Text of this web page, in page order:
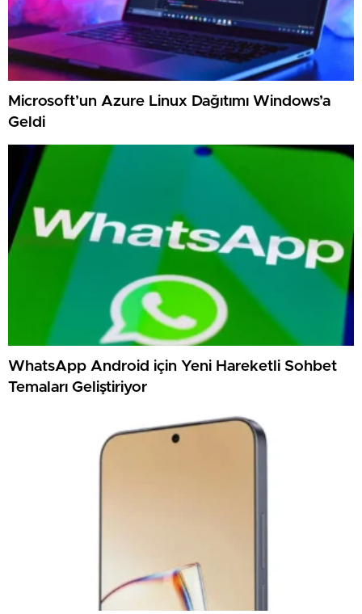
Microsoft’un Azure Linux Dağıtımı Windows’a
Geldi
WhatsApp Android için Yeni Hareketli Sohbet
Temaları Geliştiriyor